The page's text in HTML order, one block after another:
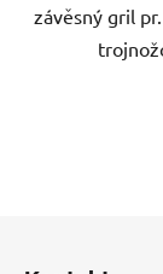
závěsný gril